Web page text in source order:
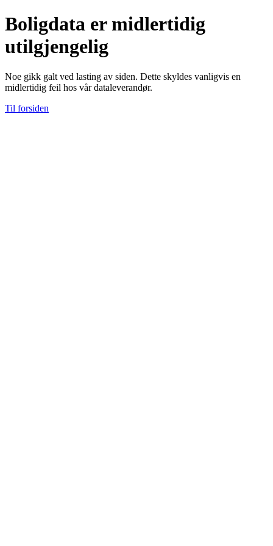
Boligdata er midlertidig
utilgjengelig
Noe gikk galt ved lasting av siden. Dette skyldes vanligvis en
midlertidig feil hos vår dataleverandør.
Til forsiden